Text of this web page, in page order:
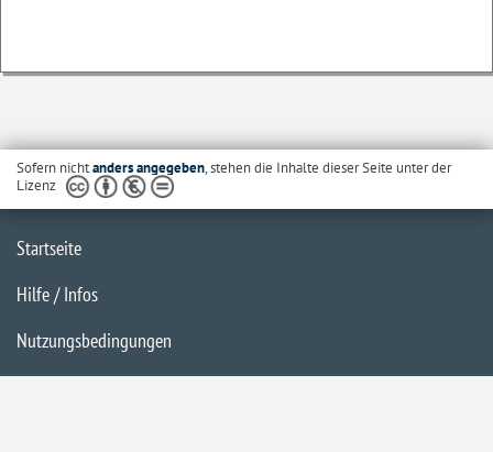
Sofern nichtanders angegeben, stehen die Inhalte dieser Seite unter der
Lizenz
Startseite
Hilfe / Infos
Nutzungsbedingungen